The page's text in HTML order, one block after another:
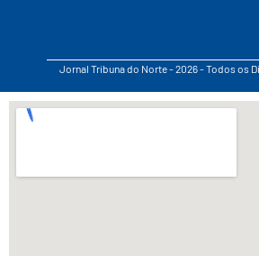
Jornal Tribuna do Norte - 2026 - Todos os